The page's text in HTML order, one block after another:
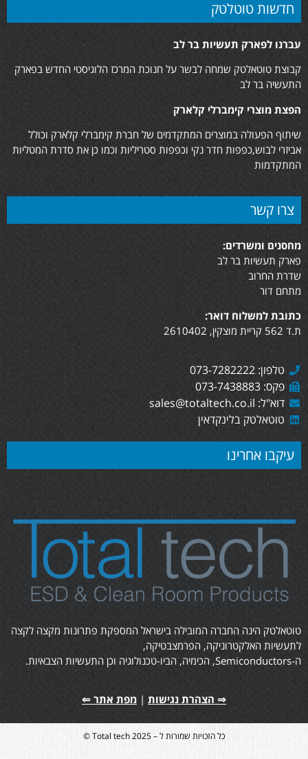
חדשות טוטלטק
עברנו לפארק תעשיות בר לב
קבוצת טוטאלטק שמחה לבשר על חנוכת המרכז הלוגיסטי החדש בפארק
התעשיה בר לב
הפצת מוצרי קימברלי קלארק
שיתוף הפעולה במוצרים המתקדמים של חברת קימברלי קלארק וכולל
אביזרי לבוש,כפפות חדר נקי וכפפות סטריליות וכמו כן את סדרת המטליות
המתקדמות
צרו קשר
מחסנים ומשרדים:
פארק תעשיות בר לב
שדרת החרוב
מתחם דור
כתובת למשלוח דואר:
ת.ד 562 קריית מוצקין, 2610402
טלפון: 073-7282222
פקס: 073-7438883
דוא"ל: sales@totaltech.co.il
טוטאלטק בלינקדאין
עיקבו אחרינו
טוטאלטק הינה החברה המובילה בישראל המספקת פתרונות מקצה לקצה
לתעשיות האלקטרוניקה, הפרמצבטיקה,
ה-Semiconductors, הכימיה, הביו-טכנולוגיה וכן התעשיות הצבאיות.
⇒ הצהרת נגישות | מפת אתר ⇐
כל הזכויות שמורות ל – Total tech 2025 ©